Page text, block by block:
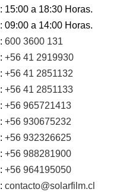
: 15:00 a 18:30 Horas.
: 09:00 a 14:00 Horas.
: 600 3600 131
: +56 41 2919930
: +56 41 2851132
: +56 41 2851133
: +56 965721413
: +56 930675232
: +56 932326625
: +56 988281900
: +56 964195050
: contacto@solarfilm.cl